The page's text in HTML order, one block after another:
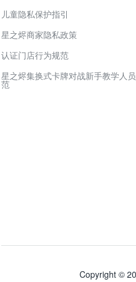
儿童隐私保护指引
星之烬商家隐私政策
认证门店行为规范
星之烬集换式卡牌对战新手教学人
范
Copyright ©